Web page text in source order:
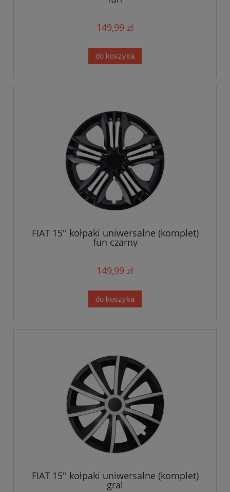
149,99 zł
do koszyka
FIAT 15'' kołpaki uniwersalne (komplet)
fun czarny
149,99 zł
do koszyka
FIAT 15'' kołpaki uniwersalne (komplet)
gral